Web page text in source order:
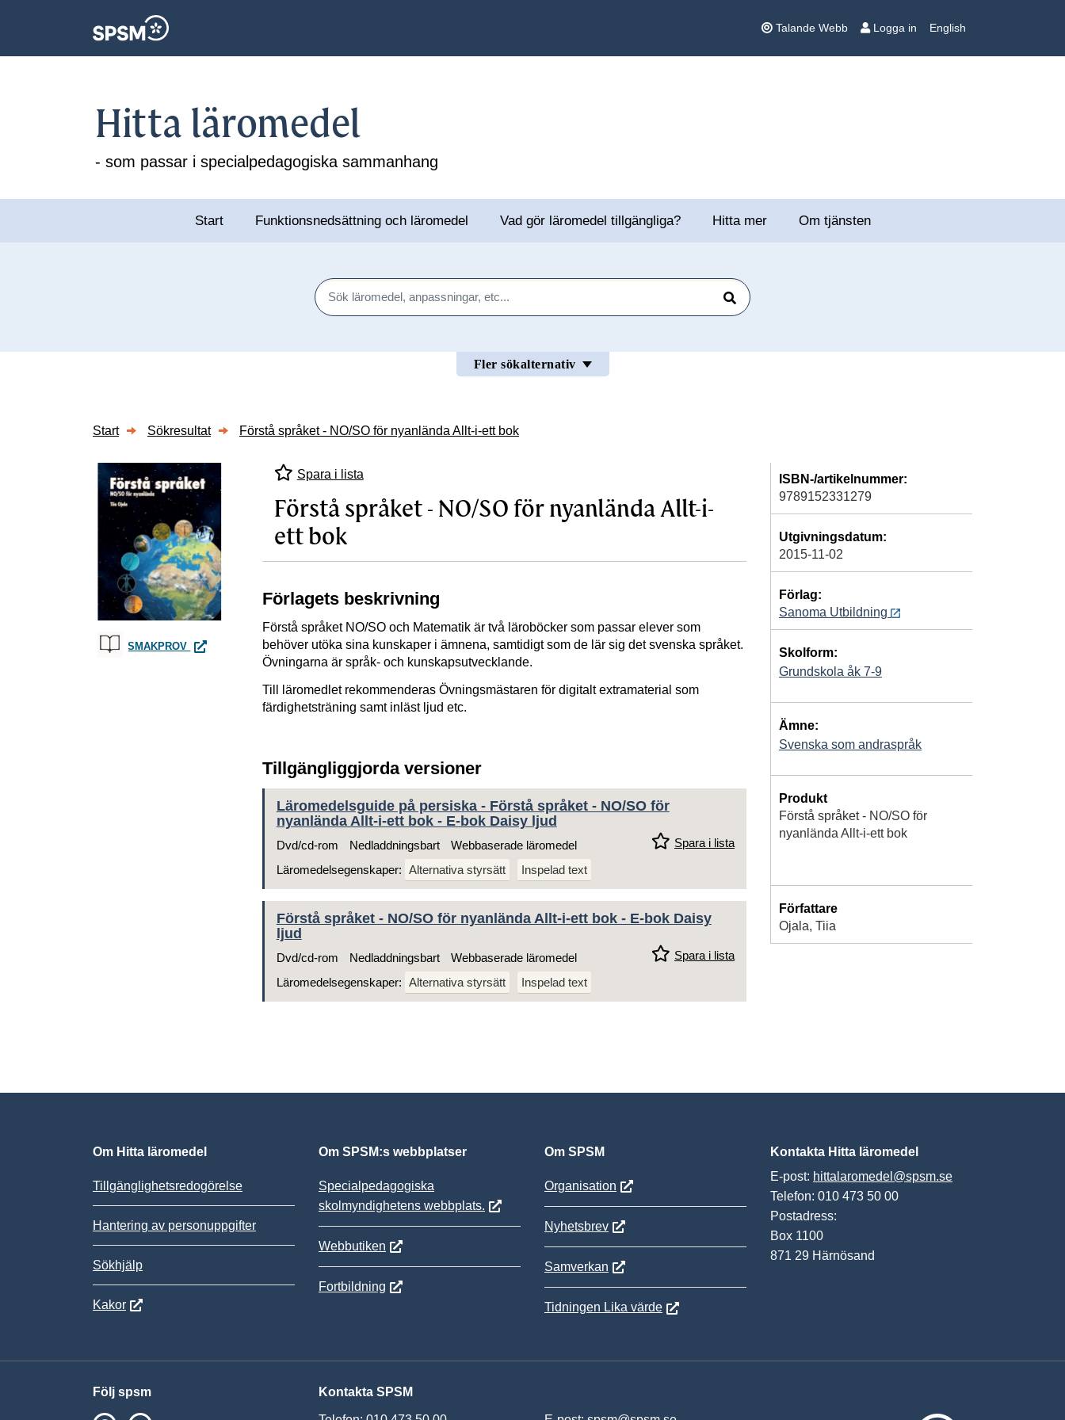
Talande Webb Logga in English
Hitta läromedel
- som passar i specialpedagogiska sammanhang
Start Funktionsnedsättning och läromedel Vad gör läromedel tillgängliga? Hitta mer Om tjänsten
Sök
Sök
Fler sökalternativ
Start Sökresultat Förstå språket - NO/SO för nyanlända Allt-i-ett bok
SMAKPROV FÖRSTÅ SPRÅKET - NO/SO FÖR NYANLÄNDA ALLT-I-ETT BOK
Spara i lista
Förstå språket - NO/SO för nyanlända Allt-i-
ett bok
Förlagets beskrivning
Förstå språket NO/SO och Matematik är två läroböcker som passar elever som
behöver utöka sina kunskaper i ämnena, samtidigt som de lär sig det svenska språket.
Övningarna är språk- och kunskapsutvecklande.
Till läromedlet rekommenderas Övningsmästaren för digitalt extramaterial som
färdighetsträning samt inläst ljud etc.
Tillgängliggjorda versioner
Läromedelsguide på persiska - Förstå språket - NO/SO för
nyanlända Allt-i-ett bok - E-bok Daisy ljud
Spara i lista
Dvd/cd-rom Nedladdningsbart
Webbaserade läromedel
Läromedelsegenskaper: Alternativa styrsätt Inspelad text
Förstå språket - NO/SO för nyanlända Allt-i-ett bok - E-bok Daisy
ljud
Spara i lista
Dvd/cd-rom Nedladdningsbart
Webbaserade läromedel
Läromedelsegenskaper: Alternativa styrsätt Inspelad text
ISBN-/artikelnummer:
9789152331279
Utgivningsdatum:
2015-11-02
Förlag:
Sanoma Utbildning
Skolform:
Grundskola åk 7-9
Ämne:
Svenska som andraspråk
Produkt
Förstå språket - NO/SO för
nyanlända Allt-i-ett bok
Författare
Ojala, Tiia
Om Hitta läromedel
Tillgänglighetsredogörelse
Hantering av personuppgifter
Sökhjälp
Kakor
Om SPSM:s webbplatser
Specialpedagogiska
skolmyndighetens webbplats.
Webbutiken
Fortbildning
Om SPSM
Organisation
Nyhetsbrev
Samverkan
Tidningen Lika värde
Kontakta Hitta läromedel
E-post: hittalaromedel@spsm.se
Telefon: 010 473 50 00
Postadress:
Box 1100
871 29 Härnösand
Följ spsm Kontakta SPSM